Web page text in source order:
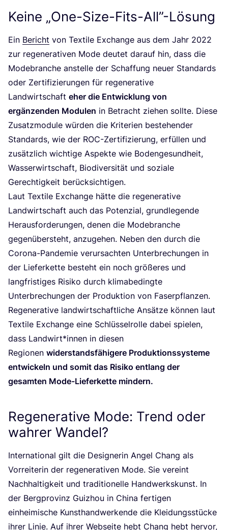
Keine „One-Size-Fits-All”-Lösung
Ein Bericht von Tex­ti­le Exch­an­ge aus dem Jahr 2022
zur rege­ne­ra­ti­ven Mode deu­tet dar­auf hin, dass die
Mode­bran­che anstel­le der Schaf­fung neu­er Stan­dards
oder Zer­ti­fi­zie­run­gen für rege­ne­ra­ti­ve
Land­wirt­schaft eher die Ent­wick­lung von
ergän­zen­den Modu­len in Betracht zie­hen soll­te. Die­se
Zusatz­mo­du­le wür­den die Kri­te­ri­en bestehen­der
Stan­dards, wie der ROC-Zer­ti­fi­zie­rung, erfül­len und
zusätz­lich wich­ti­ge Aspek­te wie Boden­ge­sund­heit,
Was­ser­wirt­schaft, Bio­di­ver­si­tät und sozia­le
Gerech­tig­keit berücksichtigen.
Laut Tex­ti­le Exch­an­ge hät­te die rege­ne­ra­ti­ve
Land­wirt­schaft auch das Poten­zi­al, grund­le­gen­de
Her­aus­for­de­run­gen, denen die Mode­bran­che
gegen­über­steht, anzu­ge­hen. Neben den durch die
Coro­na-Pan­de­mie ver­ur­sach­ten Unter­bre­chun­gen in
der Lie­fer­ket­te besteht ein noch grö­ße­res und
lang­fris­ti­ges Risi­ko durch kli­ma­be­ding­te
Unter­bre­chun­gen der Pro­duk­ti­on von Faser­pflan­zen.
Rege­ne­ra­ti­ve land­wirt­schaft­li­che Ansät­ze kön­nen laut
Tex­ti­le Exch­an­ge eine Schlüs­sel­rol­le dabei spie­len,
dass Landwirt*innen in die­sen
Regio­nen wider­stands­fä­hi­ge­re Pro­duk­ti­ons­sys­te­me
ent­wi­ckeln und somit das Risi­ko ent­lang der
gesam­ten Mode-Lie­fer­ket­te mindern.
Regenerative Mode: Trend oder
wahrer Wandel?
Inter­na­tio­nal gilt die Desi­gne­rin Angel Chang als
Vor­rei­te­rin der rege­ne­ra­ti­ven Mode. Sie ver­eint
Nach­hal­tig­keit und tra­di­tio­nel­le Hand­werks­kunst. In
der Berg­pro­vinz Guiz­hou in Chi­na fer­ti­gen
ein­hei­mi­sche Kunst­hand­wer­ken­de die Klei­dungs­stü­cke
ihrer Linie. Auf ihrer Web­sei­te hebt Chang hebt her­vor,